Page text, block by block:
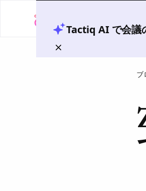
Tactiq AI で会議
ブ